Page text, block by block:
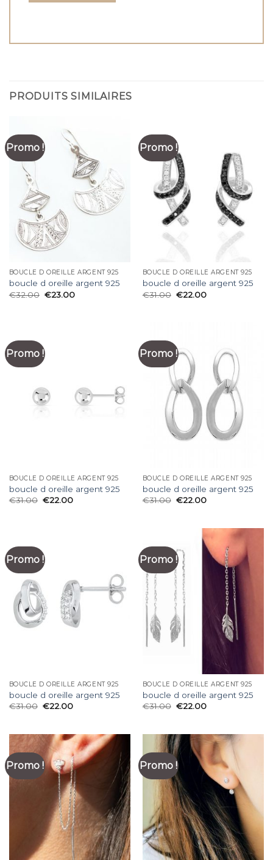
PRODUITS SIMILAIRES
Promo !
BOUCLE D OREILLE ARGENT 925
boucle d oreille argent 925
€32.00 €23.00
Promo !
BOUCLE D OREILLE ARGENT 925
boucle d oreille argent 925
€31.00 €22.00
Promo !
BOUCLE D OREILLE ARGENT 925
boucle d oreille argent 925
€31.00 €22.00
Promo !
BOUCLE D OREILLE ARGENT 925
boucle d oreille argent 925
€31.00 €22.00
Promo !
BOUCLE D OREILLE ARGENT 925
boucle d oreille argent 925
€31.00 €22.00
Promo !
BOUCLE D OREILLE ARGENT 925
boucle d oreille argent 925
€31.00 €22.00
Promo ! Promo !